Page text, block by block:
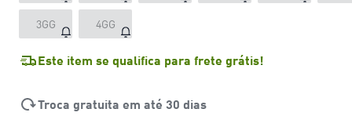
3GG 4GG
Este item se qualifica para frete grátis!
Troca gratuita em até 30 dias